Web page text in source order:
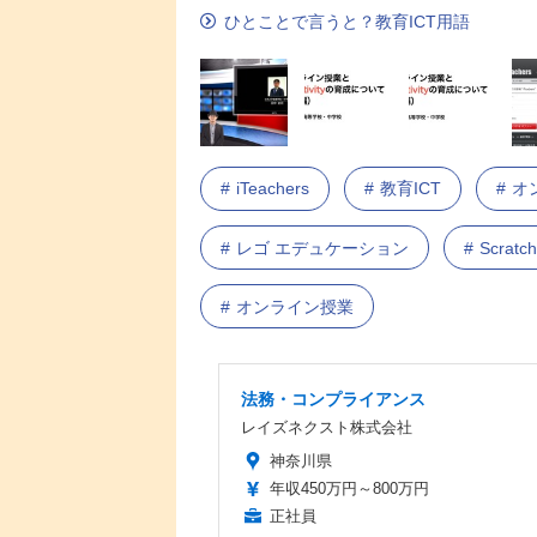
ひとことで言うと？教育ICT用語
iTeachers 教育ICT オ
レゴ エデュケーション
オンライン授業
法務・コンプライアンス
レイズネクスト株式会社
神奈川県
年収450万円～800万円
正社員